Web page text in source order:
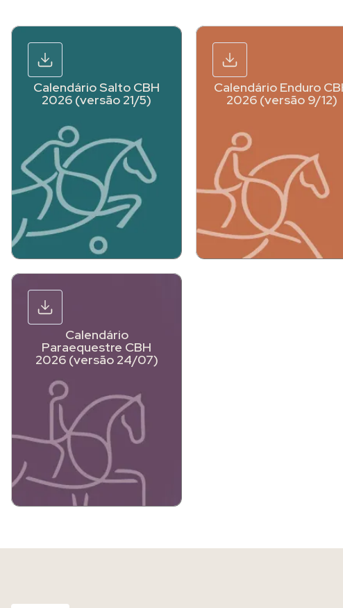
Calendário Salto CBH
2026 (versão 21/5)
Calendário Enduro
2026 (versão 9/12)
Calendário
Paraequestre CBH
2026 (versão 24/07)